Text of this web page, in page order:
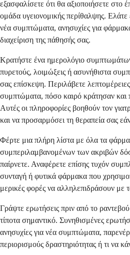
εξασφαλίσετε ότι θα αξιοποιήσετε στο
ομάδα υγειονομικής περίθαλψης. Ελάτε
νέα συμπτώματα, ανησυχίες για
διαχείριση της πάθησής σας.
Κρατήστε ένα ημερολόγιο
πυρετούς, λοιμώξεις ή ασυνήθιστα
σας επίσκεψη. Περιλάβετε
συμπτώματα, πόσο καιρό κράτησαν και
Αυτές οι πληροφορίες βοηθούν τον
και να προσαρμόσει τη θεραπεία σας εάν
Φέρτε μια πλήρη λίστα με όλα τα
συμπεριλαμβανομένων των ακριβών
παίρνετε. Αναφέρετε επίσης τυχόν
συνταγή ή φυτικά φάρμακα που
μερικές φορές να αλληλεπιδράσουν με
Γράψτε ερωτήσεις πριν από το
τίποτα σημαντικό. Συνηθισμένες
ανησυχίες για νέα συμπτώματα,
περιορισμούς δραστηριότητας ή τι να